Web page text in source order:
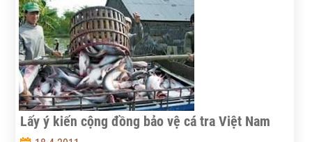
giờ, nếu muốn nuôi bò, thường chủ hộ sẽ căn cứ vào
số lượng lao động có khả năng đi cắt cỏ của gia
đình mình là bao nhiêu mới quyết định mua bấy
nhiêu con bò để nuôi.
Lấy ý kiến cộng đồng bảo vệ cá tra Việt Nam